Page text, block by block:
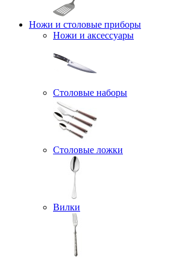
Ножи и столовые приборы
Ножи и аксессуары
Столовые наборы
Столовые ложки
Вилки